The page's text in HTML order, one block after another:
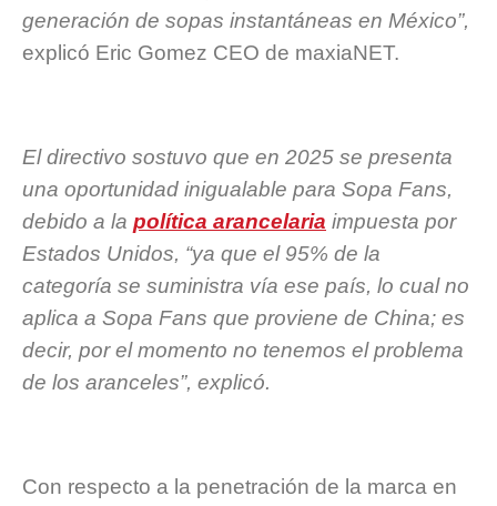
generación de sopas instantáneas en México”,
explicó Eric Gomez CEO de maxiaNET.
El directivo sostuvo que en 2025 se presenta
una oportunidad inigualable para Sopa Fans,
debido a la política arancelaria impuesta por
Estados Unidos, “ya que el 95% de la
categoría se suministra vía ese país, lo cual no
aplica a Sopa Fans que proviene de China; es
decir, por el momento no tenemos el problema
de los aranceles”, explicó.
Con respecto a la penetración de la marca en